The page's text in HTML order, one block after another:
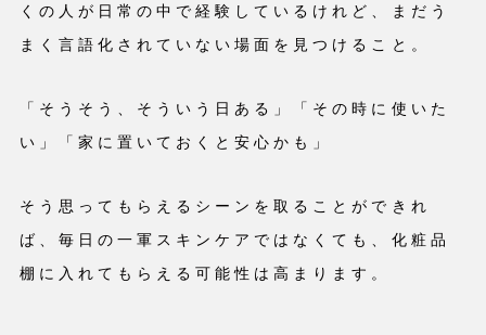
くの人が日常の中で経験しているけれど、まだう
まく言語化されていない場面を見つけること。
「そうそう、そういう日ある」「その時に使いた
い」「家に置いておくと安心かも」
そう思ってもらえるシーンを取ることができれ
ば、毎日の一軍スキンケアではなくても、化粧品
棚に入れてもらえる可能性は高まります。